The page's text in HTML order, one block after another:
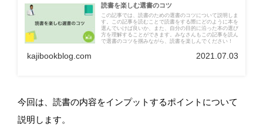
読書を楽しむ選書のコツ
この記事では、読書のための選書のコツについて説明しま
す。この記事を読むことで読書をする際にどのように本を
選んでいけば良いか、また、自分の目的に沿った本の選び
方を理解することができます。みなさんもこの記事を読ん
で選書のコツを掴みながら、読書を楽しんでください！
kajibookblog.com 2021.07.03
今回は、読書の内容をインプットするポイントについて
説明します。